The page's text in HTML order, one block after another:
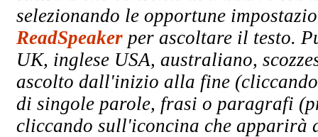
selezionando le opportune
ReadSpeaker per ascoltare il testo.
UK, inglese USA, australiano,
ascolto dall'inizio alla fine
di singole parole, frasi o paragrafi
cliccando sull'iconcina che apparirà